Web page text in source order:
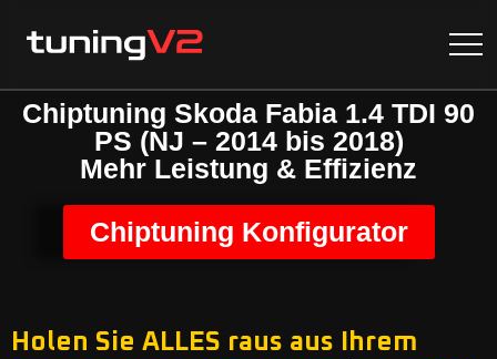
Chiptuning Skoda Fabia 1.4 TDI 90
PS (NJ – 2014 bis 2018)
Mehr Leistung & Effizienz
Chiptuning Konfigurator
Holen Sie ALLES raus aus Ihrem